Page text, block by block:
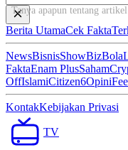
Tanya apapun tentang artikel
Berita UtamaCek Fakta
NewsBisnisShowBizBola
FaktaEnam PlusSaham
OffIslamiCitizen6Opini
KontakKebijakan Privasi
TV